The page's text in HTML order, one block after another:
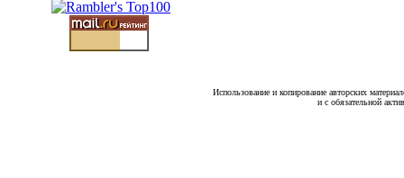
Использование и копирование авторских
и с обязательной